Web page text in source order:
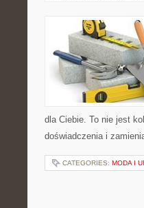
dla Ciebie. To nie jest
doświadczenia i
CATEGORIES: MODA I